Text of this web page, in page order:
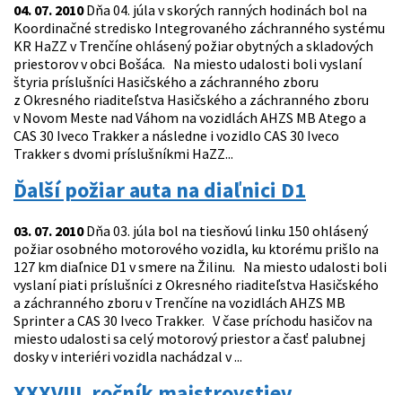
04. 07. 2010Dňa 04. júla v skorých ranných hodinách bol na
Koordinačné stredisko Integrovaného záchranného systému
KR HaZZ v Trenčíne ohlásený požiar obytných a skladových
priestorov v obci Bošáca. Na miesto udalosti boli vyslaní
štyria príslušníci Hasičského a záchranného zboru
z Okresného riaditeľstva Hasičského a záchranného zboru
v Novom Meste nad Váhom na vozidlách AHZS MB Atego a
CAS 30 Iveco Trakker a následne i vozidlo CAS 30 Iveco
Trakker s dvomi príslušníkmi HaZZ...
Ďalší požiar auta na diaľnici D1
03. 07. 2010Dňa 03. júla bol na tiesňovú linku 150 ohlásený
požiar osobného motorového vozidla, ku ktorému prišlo na
127 km diaľnice D1 v smere na Žilinu. Na miesto udalosti boli
vyslaní piati príslušníci z Okresného riaditeľstva Hasičského
a záchranného zboru v Trenčíne na vozidlách AHZS MB
Sprinter a CAS 30 Iveco Trakker. V čase príchodu hasičov na
miesto udalosti sa celý motorový priestor a časť palubnej
dosky v interiéri vozidla nachádzal v ...